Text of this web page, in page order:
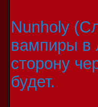
Nunholy
вампиры в
сторону
будет.